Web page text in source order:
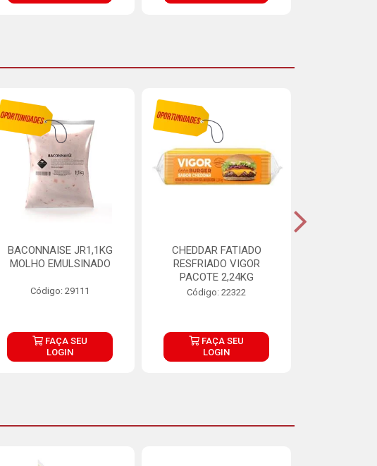
BACONNAISE JR1,1KG
MOLHO EMULSINADO
Código: 29111
FAÇA SEU
LOGIN
CHEDDAR FATIADO
RESFRIADO VIGOR
PACOTE 2,24KG
Código: 22322
FAÇA SEU
LOGIN